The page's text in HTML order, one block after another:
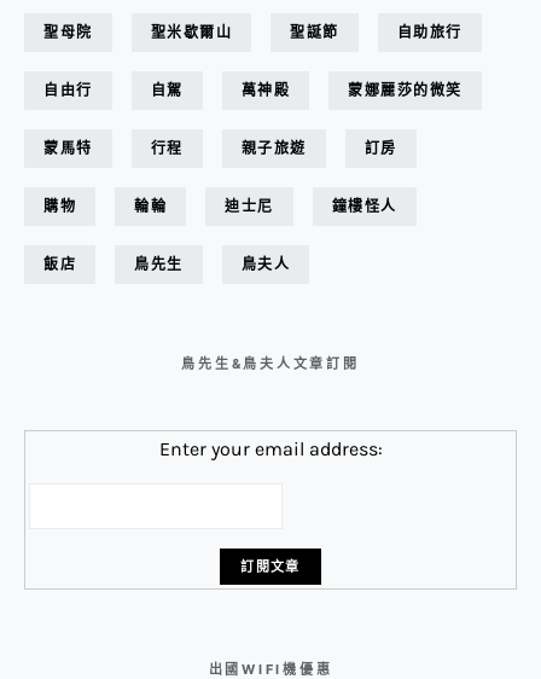
聖母院 聖米歇爾山 聖誕節 自助旅行
自由行 自駕 萬神殿 蒙娜麗莎的微笑
蒙馬特 行程 親子旅遊 訂房
購物 輪輪 迪士尼 鐘樓怪人
飯店 鳥先生 鳥夫人
鳥先生&鳥夫人文章訂閱
Enter your email address:
出國WIFI機優惠